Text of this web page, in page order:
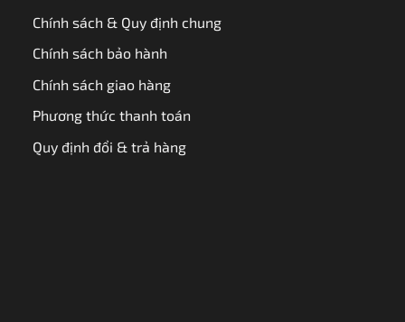
Chính sách & Quy định chung
Chính sách bảo hành
Chính sách giao hàng
Phương thức thanh toán
Quy định đổi & trả hàng